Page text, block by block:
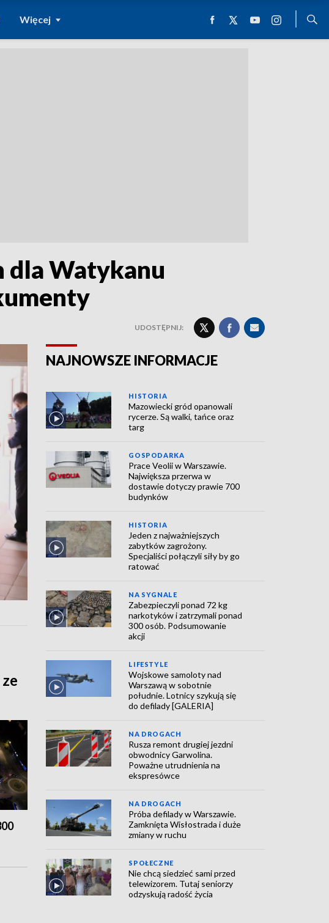
Więcej
dla Watykanu
UDOSTĘPNIJ:
NAJNOWSZE INFORMACJE
HISTORIA
Mazowiecki gród opanowali
rycerze. Są walki, tańce oraz
targ
GOSPODARKA
Prace Veolii w Warszawie.
Największa przerwa w
dostawie dotyczy prawie 700
budynków
HISTORIA
Jeden z najważniejszych
zabytków zagrożony.
Specjaliści połączyli siły by go
ratować
NA SYGNALE
Zabezpieczyli ponad 72 kg
narkotyków i zatrzymali ponad
300 osób. Podsumowanie
akcji
LIFESTYLE
Wojskowe samoloty nad
Warszawą w sobotnie
południe. Lotnicy szykują się
do defilady [GALERIA]
NA DROGACH
Rusza remont drugiej jezdni
obwodnicy Garwolina.
Poważne utrudnienia na
ekspresówce
NA DROGACH
Próba defilady w Warszawie.
Zamknięta Wisłostrada i duże
zmiany w ruchu
SPOŁECZNE
Nie chcą siedzieć sami przed
telewizorem. Tutaj seniorzy
odzyskują radość życia